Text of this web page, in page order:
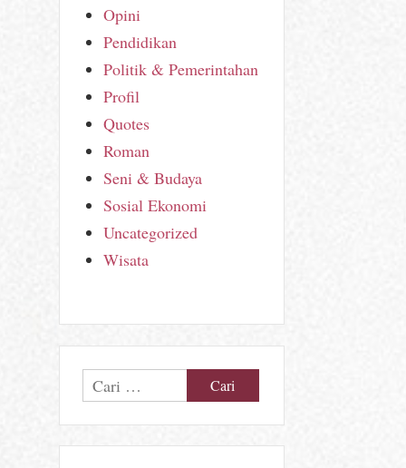
Opini
Pendidikan
Politik & Pemerintahan
Profil
Quotes
Roman
Seni & Budaya
Sosial Ekonomi
Uncategorized
Wisata
Cari
untuk: